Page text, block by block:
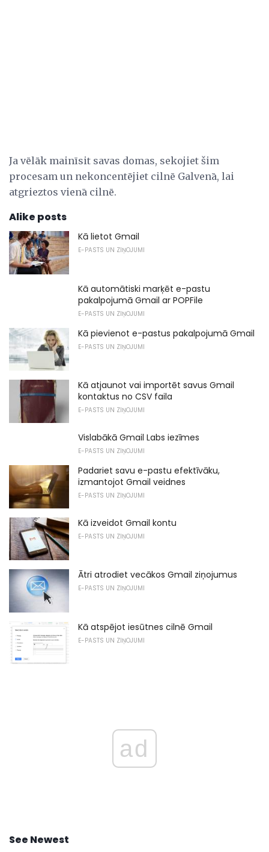
Ja vēlāk mainīsit savas domas, sekojiet šim
procesam un nekoncentējiet cilnē Galvenā, lai
atgrieztos vienā cilnē.
Alike posts
Kā lietot Gmail
E-PASTS UN ZIŅOJUMI
Kā automātiski marķēt e-pastu
pakalpojumā Gmail ar POPFile
E-PASTS UN ZIŅOJUMI
Kā pievienot e-pastus pakalpojumā Gmail
E-PASTS UN ZIŅOJUMI
Kā atjaunot vai importēt savus Gmail
kontaktus no CSV faila
E-PASTS UN ZIŅOJUMI
Vislabākā Gmail Labs iezīmes
E-PASTS UN ZIŅOJUMI
Padariet savu e-pastu efektīvāku,
izmantojot Gmail veidnes
E-PASTS UN ZIŅOJUMI
Kā izveidot Gmail kontu
E-PASTS UN ZIŅOJUMI
Ātri atrodiet vecākos Gmail ziņojumus
E-PASTS UN ZIŅOJUMI
Kā atspējot iesūtnes cilnē Gmail
E-PASTS UN ZIŅOJUMI
ad
See Newest